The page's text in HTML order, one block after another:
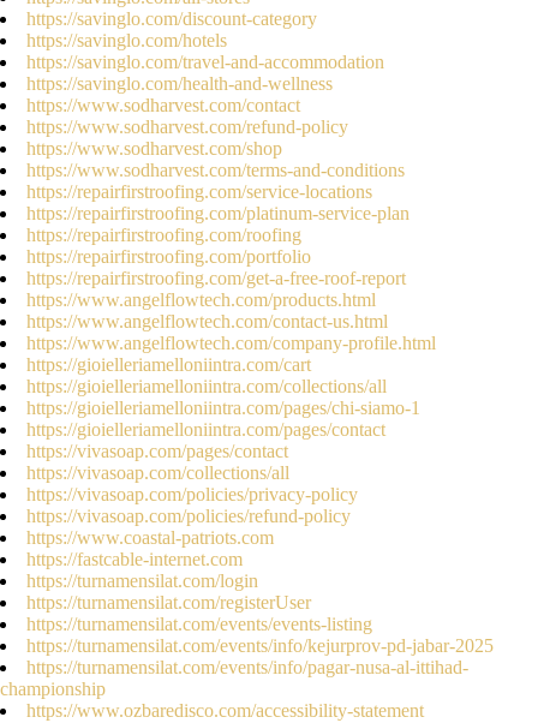
https://savinglo.com/discount-category
https://savinglo.com/hotels
https://savinglo.com/travel-and-accommodation
https://savinglo.com/health-and-wellness
https://www.sodharvest.com/contact
https://www.sodharvest.com/refund-policy
https://www.sodharvest.com/shop
https://www.sodharvest.com/terms-and-conditions
https://repairfirstroofing.com/service-locations
https://repairfirstroofing.com/platinum-service-plan
https://repairfirstroofing.com/roofing
https://repairfirstroofing.com/portfolio
https://repairfirstroofing.com/get-a-free-roof-report
https://www.angelflowtech.com/products.html
https://www.angelflowtech.com/contact-us.html
https://www.angelflowtech.com/company-profile.html
https://gioielleriamelloniintra.com/cart
https://gioielleriamelloniintra.com/collections/all
https://gioielleriamelloniintra.com/pages/chi-siamo-1
https://gioielleriamelloniintra.com/pages/contact
https://vivasoap.com/pages/contact
https://vivasoap.com/collections/all
https://vivasoap.com/policies/privacy-policy
https://vivasoap.com/policies/refund-policy
https://www.coastal-patriots.com
https://fastcable-internet.com
https://turnamensilat.com/login
https://turnamensilat.com/registerUser
https://turnamensilat.com/events/events-listing
https://turnamensilat.com/events/info/kejurprov-pd-jabar-2025
https://turnamensilat.com/events/info/pagar-nusa-al-ittihad-
championship
https://www.ozbaredisco.com/accessibility-statement